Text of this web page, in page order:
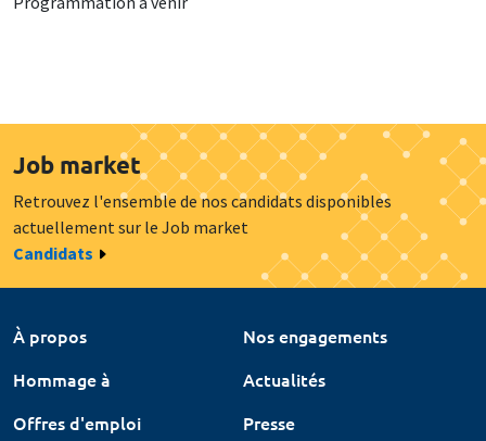
Job market
Retrouvez l'ensemble de nos candidats disponibles
actuellement sur le Job market
Candidats
À propos
Nos engagements
Hommage à
Actualités
Offres d'emploi
Presse